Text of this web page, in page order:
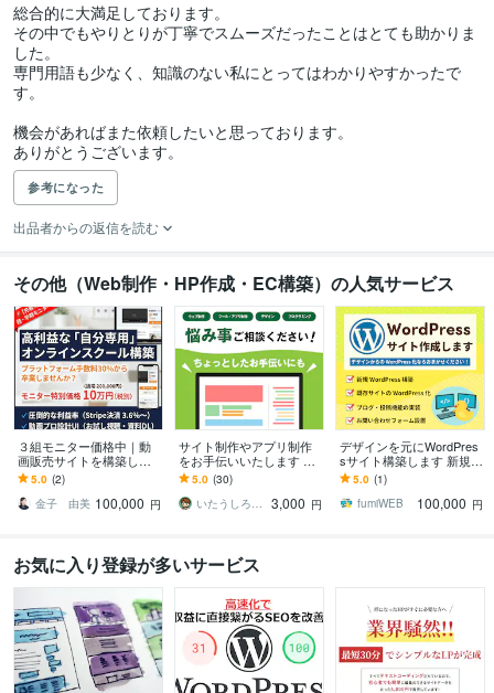
総合的に大満足しております。
その中でもやりとりが丁寧でスムーズだったことはとても助かりま
した。
専門用語も少なく、知識のない私にとってはわかりやすかったで
す。
機会があればまた依頼したいと思っております。
ありがとうございます。
参考になった
出品者からの返信を読む
その他（Web制作・HP作成・EC構築）の人気サービス
３組モニター価格中｜動
画販売サイトを構築しま
す プラットフォームへの
高額手数料を卒業し利益
を最大化します
5.0 (2)
金子 由美 100,000 円
サイト制作やアプリ制作
をお手伝いいたします デ
ザイン・コーディング・
プログラミングの悩み事
相談ください！
5.0 (30)
いたうしろ｜Desigh ＆ Web
3,000 円
デザインを元にWordPres
sサイト構築します 新規構
築・静的サイトのWordPr
ess化おまかせください！
5.0 (1)
fumiWEB
100,000 円
お気に入り登録が多いサービス